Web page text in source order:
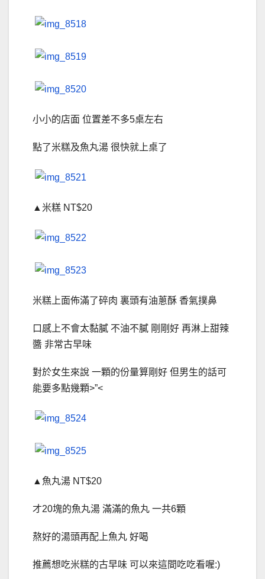
小小的店面 位置差不多5桌左右
點了米糕及魚丸湯 很快就上桌了
▲米糕 NT$20
米糕上面佈滿了碎肉 裏頭有油蔥酥 香氣撲鼻
口感上不會太黏膩 不油不膩 剛剛好 再淋上甜辣
醬 非常古早味
對於女生來說 一顆的份量算剛好 但男生的話可
能要多點幾顆>”<
▲魚丸湯 NT$20
才20塊的魚丸湯 滿滿的魚丸 一共6顆
熬好的湯頭再配上魚丸 好喝
推薦想吃米糕的古早味 可以來這間吃吃看喔:)